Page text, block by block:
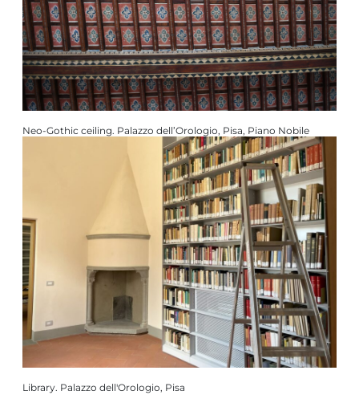
Neo-Gothic ceiling. Palazzo dell’Orologio, Pisa, Piano Nobile
Library. Palazzo dell'Orologio, Pisa